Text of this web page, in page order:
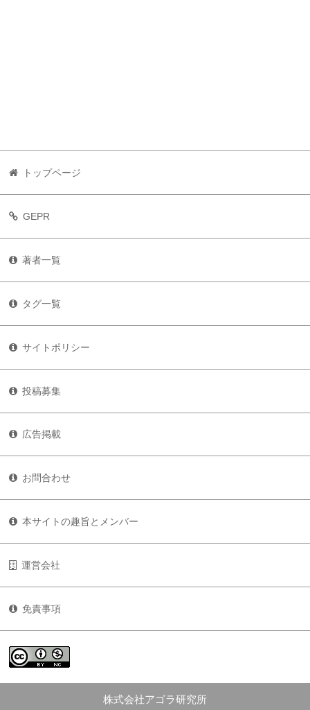
トップページ
GEPR
著者一覧
タグ一覧
サイトポリシー
投稿募集
広告掲載
お問合わせ
本サイトの趣旨とメンバー
運営会社
免責事項
株式会社アゴラ研究所